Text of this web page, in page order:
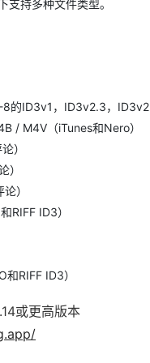
支持多种文件类型。
8的ID3v1，ID3v2.3，
/ M4V（iTunes和Nero）
）
）
）
RIFF ID3）
和RIFF ID3）
或更高版本